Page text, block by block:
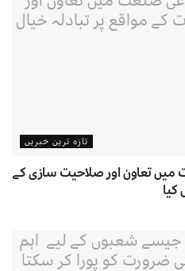
تازہ ترین خبریں
میں تعاون اور صلاحیت سازی کے
کیا